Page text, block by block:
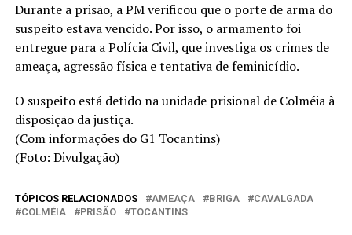
Durante a prisão, a PM verificou que o porte de arma do
suspeito estava vencido. Por isso, o armamento foi
entregue para a Polícia Civil, que investiga os crimes de
ameaça, agressão física e tentativa de feminicídio.
O suspeito está detido na unidade prisional de Colméia à
disposição da justiça.
(Com informações do G1 Tocantins)
(Foto: Divulgação)
TÓPICOS RELACIONADOS AMEAÇA BRIGA
CAVALGADA
COLMÉIA
PRISÃO TOCANTINS